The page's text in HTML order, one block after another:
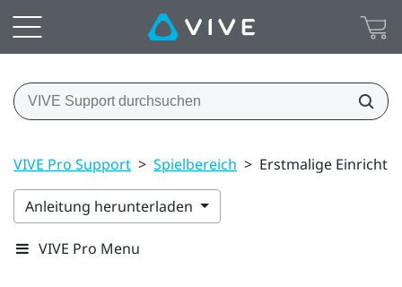
VIVE Pro Support > Spielbereich > Erstmalige
Anleitung herunterladen
VIVE Pro Menu